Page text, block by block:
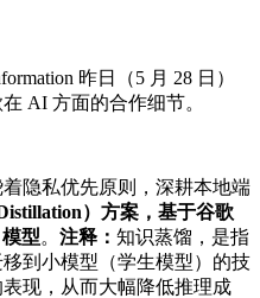
昨日（5 月 28 日）
AI 方面的合作细节。
隐私优先原则，深耕本地端
）方案，基于谷歌
型。 注释： 知识蒸馏，是指
到小模型（学生模型）的技
现，从而大幅降低推理成